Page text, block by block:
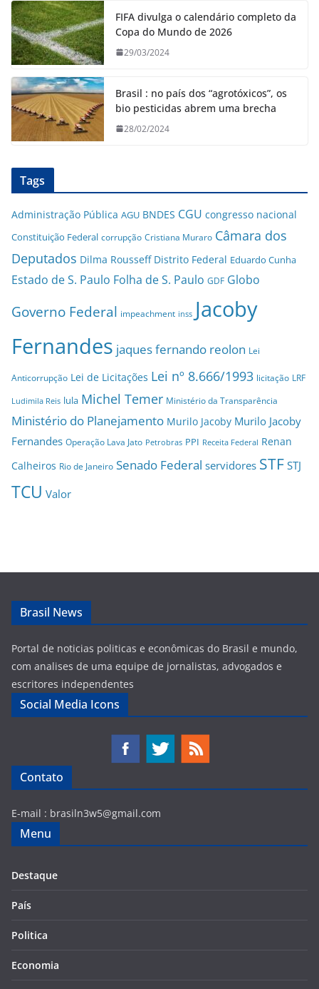
FIFA divulga o calendário completo da
Copa do Mundo de 2026
29/03/2024
Brasil : no país dos “agrotóxicos”, os
bio pesticidas abrem uma brecha
28/02/2024
Tags
Administração Pública AGU BNDES CGU congresso nacional
Constituição Federal corrupção Cristiana Muraro Câmara dos
Deputados Dilma Rousseff Distrito Federal Eduardo Cunha
Estado de S. Paulo Folha de S. Paulo GDF Globo
Governo Federal impeachment inss Jacoby
Fernandes jaques fernando reolon Lei
Anticorrupção Lei de Licitações Lei nº 8.666/1993 licitação LRF
Ludimila Reis lula Michel Temer Ministério da Transparência
Ministério do Planejamento Murilo Jacoby Murilo Jacoby
Fernandes Operação Lava Jato Petrobras PPI Receita Federal Renan
Calheiros Rio de Janeiro Senado Federal servidores STF STJ
TCU Valor
Brasil News
Portal de noticias politicas e econômicas do Brasil e mundo,
com analises de uma equipe de jornalistas, advogados e
escritores independentes
Social Media Icons
Contato
E-mail : brasiln3w5@gmail.com
Menu
Destaque
País
Politica
Economia